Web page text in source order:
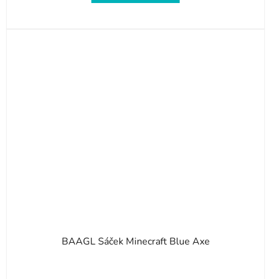
BAAGL Sáček Minecraft Blue Axe